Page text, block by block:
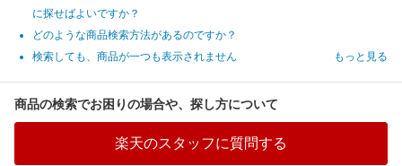
に探せばよいですか？
どのような商品検索方法があるのですか？
検索しても、商品が一つも表示されません
もっと見る
商品の検索でお困りの場合や、探し方について
楽天のスタッフに質問する